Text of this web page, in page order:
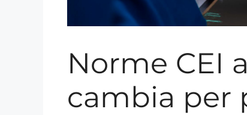
Norme CEI
cambia per